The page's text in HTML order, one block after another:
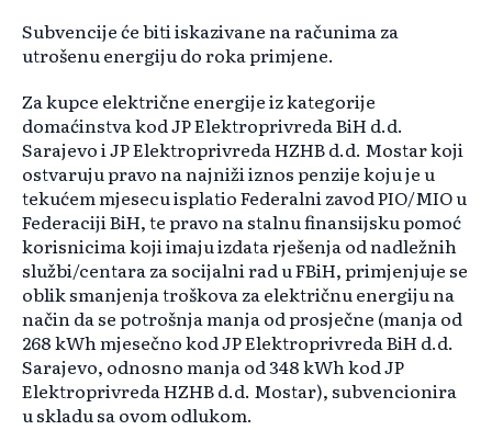
Subvencije će biti iskazivane na računima za
utrošenu energiju do roka primjene.
Za kupce električne energije iz kategorije
domaćinstva kod JP Elektroprivreda BiH d.d.
Sarajevo i JP Elektroprivreda HZHB d.d. Mostar koji
ostvaruju pravo na najniži iznos penzije koju je u
tekućem mjesecu isplatio Federalni zavod PIO/MIO u
Federaciji BiH, te pravo na stalnu finansijsku pomoć
korisnicima koji imaju izdata rješenja od nadležnih
službi/centara za socijalni rad u FBiH, primjenjuje se
oblik smanjenja troškova za električnu energiju na
način da se potrošnja manja od prosječne (manja od
268 kWh mjesečno kod JP Elektroprivreda BiH d.d.
Sarajevo, odnosno manja od 348 kWh kod JP
Elektroprivreda HZHB d.d. Mostar), subvencionira
u skladu sa ovom odlukom.